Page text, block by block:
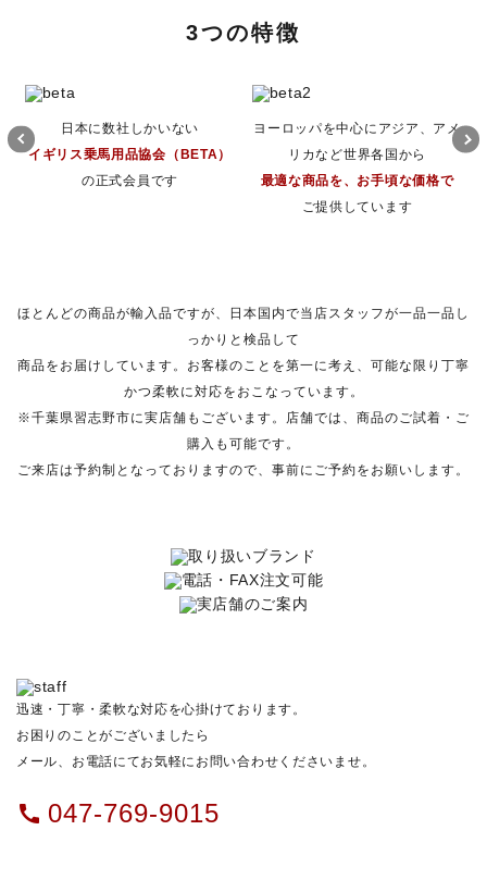
3つの特徴
日本に数社しかいない
イギリス乗馬用品協会（BETA）
の正式会員です
ヨーロッパを中心にアジア、アメ
リカなど世界各国から
最適な商品を、お手頃な価格で
ご提供しています
ほとんどの商品が輸入品ですが、日本国内で当店スタッフが一品一品し
っかりと検品して
商品をお届けしています。お客様のことを第一に考え、可能な限り丁寧
かつ柔軟に対応をおこなっています。
※千葉県習志野市に実店舗もございます。店舗では、商品のご試着・ご
購入も可能です。
ご来店は予約制となっておりますので、事前にご予約をお願いします。
迅速・丁寧・柔軟な対応を心掛けております。
お困りのことがございましたら
メール、お電話にてお気軽にお問い合わせくださいませ。
call 047-769-9015